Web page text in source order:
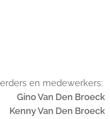
en medewerkers:
Gino Van Den Broeck
Kenny Van Den Broeck